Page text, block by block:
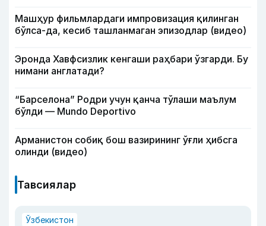
Машҳур фильмлардаги импровизация қилинган
бўлса-да, кесиб ташланмаган эпизодлар (видео)
Эронда Хавфсизлик кенгаши раҳбари ўзгарди. Бу
нимани англатади?
“Барселона” Родри учун қанча тўлаши маълум
бўлди — Mundo Deportivo
Арманистон собиқ бош вазирининг ўғли ҳибсга
олинди (видео)
Тавсиялар
Ўзбекистон